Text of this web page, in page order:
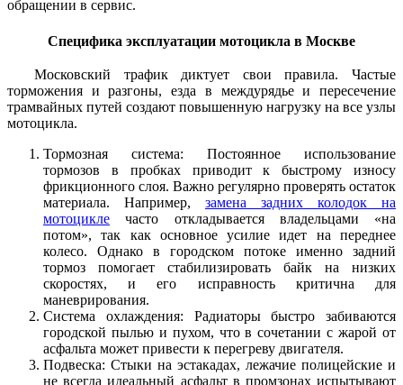
обращении в сервис.
Специфика эксплуатации мотоцикла в Москве
Московский трафик диктует свои правила. Частые
торможения и разгоны, езда в междурядье и пересечение
трамвайных путей создают повышенную нагрузку на все узлы
мотоцикла.
Тормозная система: Постоянное использование
тормозов в пробках приводит к быстрому износу
фрикционного слоя. Важно регулярно проверять остаток
материала. Например, замена задних колодок на
мотоцикле часто откладывается владельцами «на
потом», так как основное усилие идет на переднее
колесо. Однако в городском потоке именно задний
тормоз помогает стабилизировать байк на низких
скоростях, и его исправность критична для
маневрирования.
Система охлаждения: Радиаторы быстро забиваются
городской пылью и пухом, что в сочетании с жарой от
асфальта может привести к перегреву двигателя.
Подвеска: Стыки на эстакадах, лежачие полицейские и
не всегда идеальный асфальт в промзонах испытывают